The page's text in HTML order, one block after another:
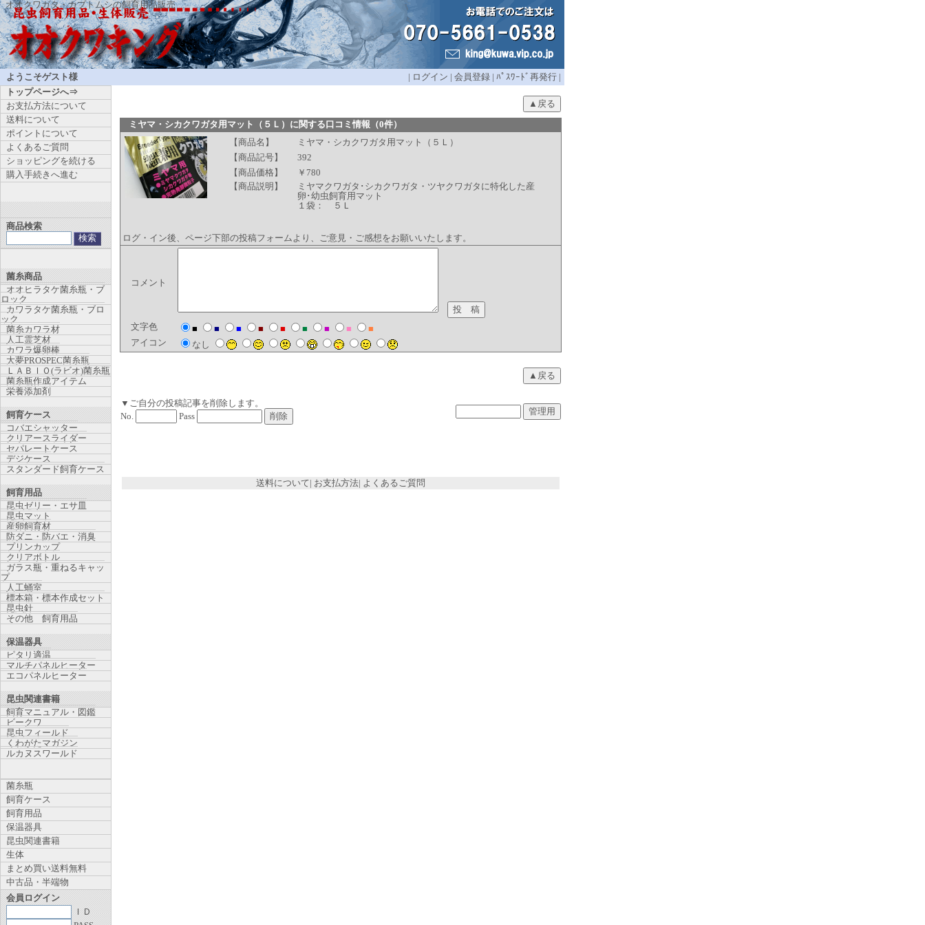
オオクワガタ・カブトムシの飼育用品販売
ようこそゲスト様 | ログイン | 会員登録 | ﾊﾟｽﾜｰﾄﾞ再発行 |
ミヤマ・シカクワガタ用マット（５Ｌ）に関する口コミ情報（0件）
【商品名】
ミヤマ・シカクワガタ用マット（５Ｌ）
【商品記号】
392
【商品価格】
￥780
【商品説明】
ミヤマクワガタ･シカクワガタ・ツヤクワガタに特化した産
卵･幼虫飼育用マット
１袋： ５Ｌ
ログ・イン後、ページ下部の投稿フォームより、ご意見・ご感想をお願いいたします。
コメント
文字色 ■ ■ ■ ■ ■ ■ ■ ■
■
アイコン
なし
▼ご自分の投稿記事を削除します。
No.
Pass
送料について| お支払方法| よくあるご質問
トップページへ⇒
お支払方法について
送料について
ポイントについて
よくあるご質問
ショッピングを続ける
購入手続きへ進む
商品検索
菌糸商品
オオヒラタケ菌糸瓶・ブ
ロック
カワラタケ菌糸瓶・ブロ
ック
菌糸カワラ材
人工霊芝材
カワラ爆卵棒
大夢PROSPEC菌糸瓶
ＬＡＢＩＯ(ラビオ)菌糸瓶
菌糸瓶作成アイテム
栄養添加剤
飼育ケース
コバエシャッター
クリアースライダー
セパレートケース
デジケース
スタンダード飼育ケース
飼育用品
昆虫ゼリー・エサ皿
昆虫マット
産卵飼育材
防ダニ・防バエ・消臭
プリンカップ
クリアボトル
ガラス瓶・重ねるキャッ
プ
人工蛹室
標本箱・標本作成セット
昆虫針
その他 飼育用品
保温器具
ピタリ適温
マルチパネルヒーター
エコパネルヒーター
昆虫関連書籍
飼育マニュアル・図鑑
ビークワ
昆虫フィールド
くわがたマガジン
ルカヌスワールド
菌糸瓶
飼育ケース
飼育用品
保温器具
昆虫関連書籍
生体
まとめ買い送料無料
中古品・半端物
会員ログイン
ＩＤ